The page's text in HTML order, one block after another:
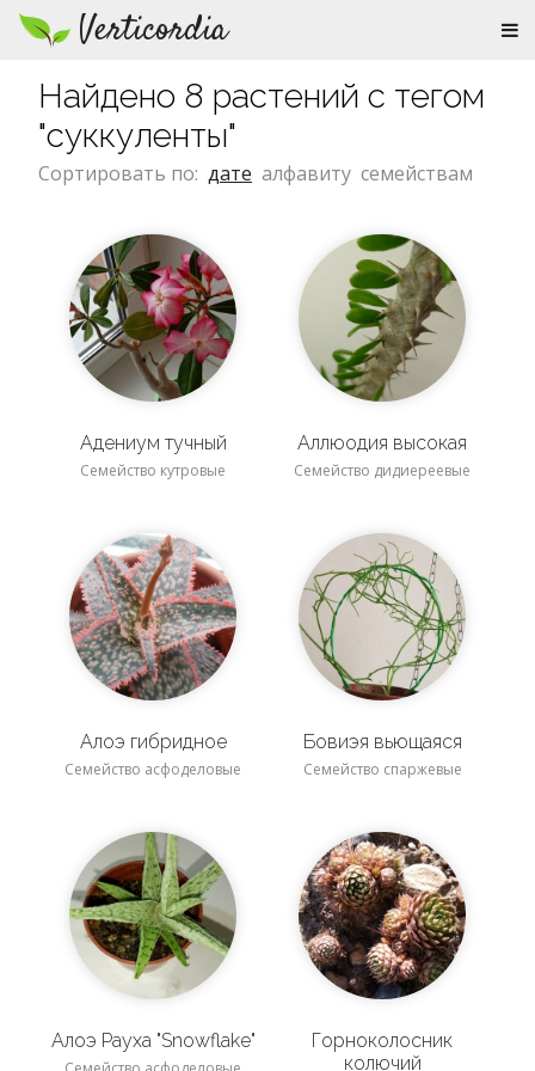
Verticordia
Найдено 8 растений с тегом
"суккуленты"
Сортировать по: дате алфавиту семействам
Адениум тучный
Семейство кутровые
Аллюодия высокая
Семейство дидиереевые
Алоэ гибридное
Семейство асфоделовые
Бовиэя вьющаяся
Семейство спаржевые
Алоэ Рауха "Snowflake"
Горноколосник
колючий